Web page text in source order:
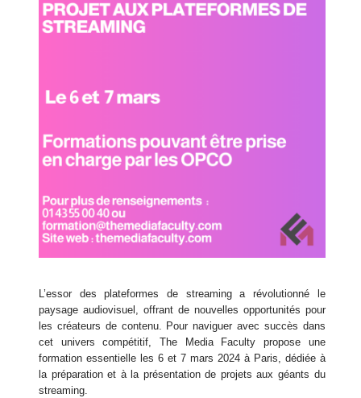
L’essor des plateformes de streaming a révolutionné le
paysage audiovisuel, offrant de nouvelles opportunités pour
les créateurs de contenu. Pour naviguer avec succès dans
cet univers compétitif, The Media Faculty propose une
formation essentielle les 6 et 7 mars 2024 à Paris, dédiée à
la préparation et à la présentation de projets aux géants du
streaming.